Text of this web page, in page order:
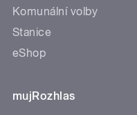
Komunální volby
Stanice
eShop
mujRozhlas